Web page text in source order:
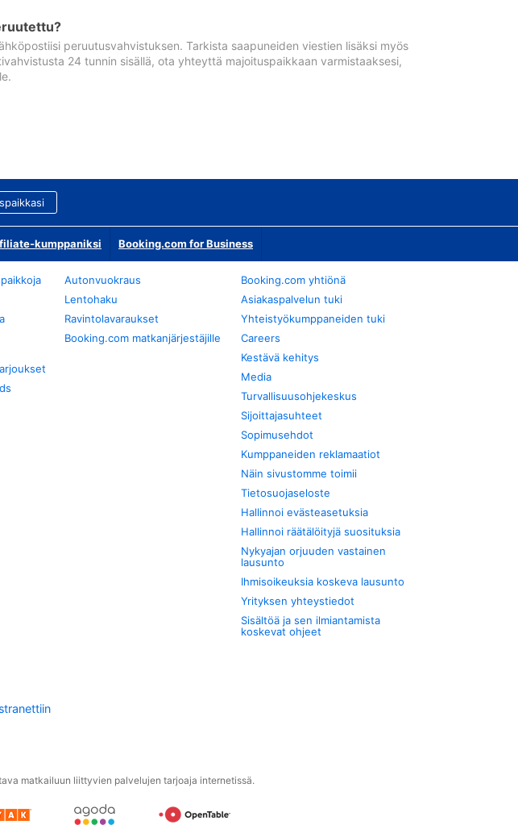
peruutusvahvistuksen. Tarkista saapuneiden viestien lisäksi myös
24 tunnin sisällä, ota yhteyttä majoituspaikkaan varmistaaksesi,
kumppaniksi Booking.com for Business
Autonvuokraus
Lentohaku
Ravintolavaraukset
Booking.com matkanjärjestäjille
Booking.com yhtiönä
Asiakaspalvelun tuki
Yhteistyökumppaneiden tuki
Careers
Kestävä kehitys
Media
Turvallisuusohjekeskus
Sijoittajasuhteet
Sopimusehdot
Kumppaneiden reklamaatiot
Näin sivustomme toimii
Tietosuojaseloste
Hallinnoi evästeasetuksia
Hallinnoi räätälöityjä suosituksia
Nykyajan orjuuden vastainen
lausunto
Ihmisoikeuksia koskeva lausunto
Yrityksen yhteystiedot
Sisältöä ja sen ilmiantamista
koskevat ohjeet
matkailuun liittyvien palvelujen tarjoaja internetissä.